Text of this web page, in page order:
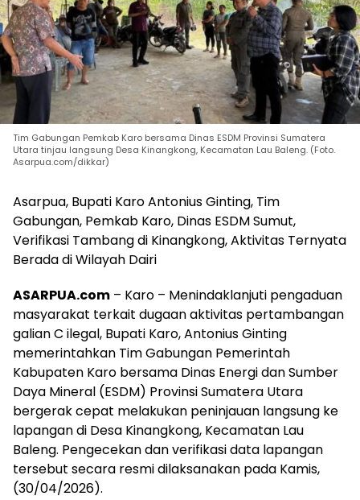
Tim Gabungan Pemkab Karo bersama Dinas ESDM Provinsi Sumatera
Utara tinjau langsung Desa Kinangkong, Kecamatan Lau Baleng. (Foto.
Asarpua.com/dikkar)
Asarpua, Bupati Karo Antonius Ginting, Tim
Gabungan, Pemkab Karo, Dinas ESDM Sumut,
Verifikasi Tambang di Kinangkong, Aktivitas Ternyata
Berada di Wilayah Dairi
ASARPUA.com – Karo – Menindaklanjuti pengaduan
masyarakat terkait dugaan aktivitas pertambangan
galian C ilegal, Bupati Karo, Antonius Ginting
memerintahkan Tim Gabungan Pemerintah
Kabupaten Karo bersama Dinas Energi dan Sumber
Daya Mineral (ESDM) Provinsi Sumatera Utara
bergerak cepat melakukan peninjauan langsung ke
lapangan di Desa Kinangkong, Kecamatan Lau
Baleng. Pengecekan dan verifikasi data lapangan
tersebut secara resmi dilaksanakan pada Kamis,
(30/04/2026).